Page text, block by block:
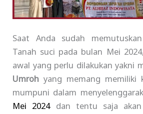
Saat Anda sudah
Tanah suci pada bulan Mei
awal yang perlu dilakukan yakni
Umroh yang memang memiliki
mumpuni dalam
Mei 2024dan tentu saja akan